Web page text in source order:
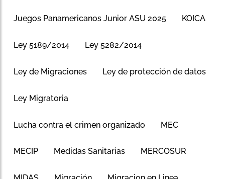
Juegos Panamericanos Junior ASU 2025 KOICA
Ley 5189/2014 Ley 5282/2014
Ley de Migraciones Ley de protección de datos
Ley Migratoria
Lucha contra el crimen organizado MEC
MECIP Medidas Sanitarias MERCOSUR